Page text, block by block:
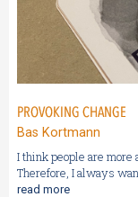
PROVOKING CHANGE
Bas Kortmann
I think people are
Therefore, I always
read more